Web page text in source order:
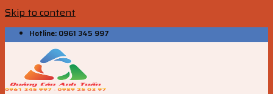
Skip to content
Hotline: 0961 345 997